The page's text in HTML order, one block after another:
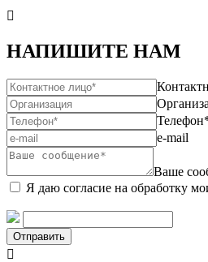

НАПИШИТЕ НАМ
e-mail
Ваше
Я даю согласие на обработку
Отправить
